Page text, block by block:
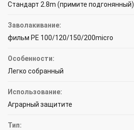
Стандарт 2.8m (примите подгонянный)
Заволакивание:
фильм PE 100/120/150/200micro
Особенности:
Легко собранный
Использование:
Аграрный защитите
Тип: